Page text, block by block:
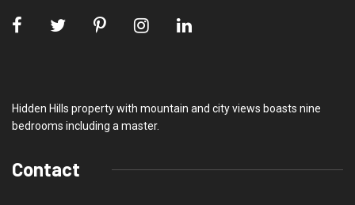
Hidden Hills property with mountain and city views boasts nine
bedrooms including a master.
Contact